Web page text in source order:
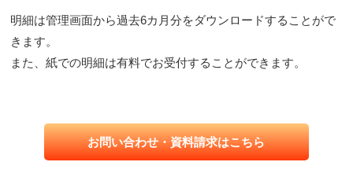
明細は管理画面から過去6カ月分をダウンロードすることがで
きます。
また、紙での明細は有料でお受付することができます。
お問い合わせ・資料請求はこちら